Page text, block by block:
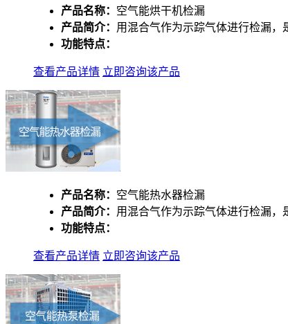
产品名称： 空气能烘干机检漏
产品简介： 用混合气作为示踪气体进行检漏，
功能特点：
查看产品详情 立即咨询该产品
产品名称： 空气能热水器检漏
产品简介： 用混合气作为示踪气体进行检漏，
功能特点：
查看产品详情 立即咨询该产品